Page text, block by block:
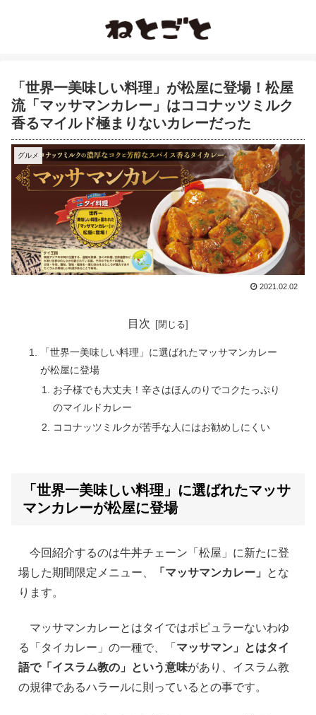
「世界一美味しい料理」が松屋に登場！松屋
流「マッサマンカレー」はココナッツミルク
香るマイルド極まりないカレーだった
グルメ
2021.02.02
目次
「世界一美味しい料理」に選ばれたマッサマンカレー
が松屋に登場
お子様でも大丈夫！辛さはほんのりでコクたっぷり
のマイルドカレー
ココナッツミルクが苦手な人にはお勧めしにくい
「世界一美味しい料理」に選ばれたマッサ
マンカレーが松屋に登場
今回紹介するのは牛丼チェーン「松屋」に新たに登
場した期間限定メニュー、
「マッサマンカレー」
とな
ります。
マッサマンカレーとはタイではポピュラーないわゆ
る「タイカレー」の一種で、「 マッサマン」とはタイ
語で「イスラム教の」という意味があり、イスラム教
の規律であるハラールに則っているとの事です。